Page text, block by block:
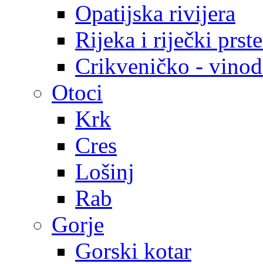
Opatijska rivijera
Rijeka i riječki
Crikveničko -
Otoci
Krk
Cres
Lošinj
Rab
Gorje
Gorski kotar